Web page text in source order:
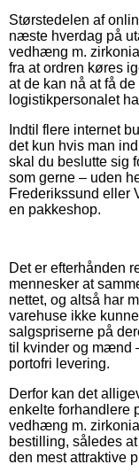
Størstedelen af
næste hverdag på
vedhæng m.
fra at ordren køres
at de kan nå at få
logistikpersonalet
Indtil flere internet
det kun hvis man
skal du beslutte sig
som gerne – uden
Frederikssund eller
en pakkeshop.
Det er efterhånden
mennesker at
nettet, og altså har
varehuse ikke
salgspriserne på
til kvinder og mænd
portofri levering.
Derfor kan det
enkelte forhandlere
vedhæng m.
bestilling, således
den mest attraktive